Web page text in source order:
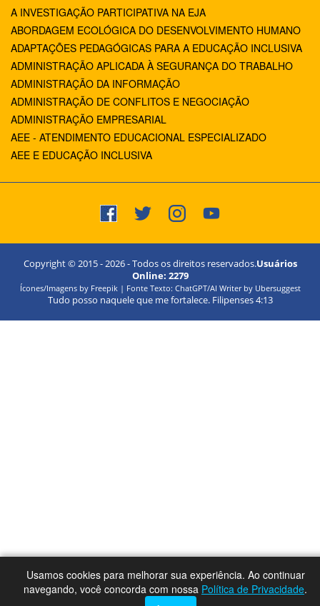
A INVESTIGAÇÃO PARTICIPATIVA NA EJA
ABORDAGEM ECOLÓGICA DO DESENVOLVIMENTO HUMANO
ADAPTAÇÕES PEDAGÓGICAS PARA A EDUCAÇÃO INCLUSIVA
ADMINISTRAÇÃO APLICADA À SEGURANÇA DO TRABALHO
ADMINISTRAÇÃO DA INFORMAÇÃO
ADMINISTRAÇÃO DE CONFLITOS E NEGOCIAÇÃO
ADMINISTRAÇÃO EMPRESARIAL
AEE - ATENDIMENTO EDUCACIONAL ESPECIALIZADO
AEE E EDUCAÇÃO INCLUSIVA
Copyright © 2015 -2026- Todos os direitos reservados.Usuários
Online: 2279
Ícones/Imagens by Freepik | Fonte Texto: ChatGPT/AI Writer by Ubersuggest
Tudo posso naquele que me fortalece. Filipenses 4:13
Usamos cookies para melhorar sua experiência. Ao continuar
navegando, você concorda com nossa Política de Privacidade.